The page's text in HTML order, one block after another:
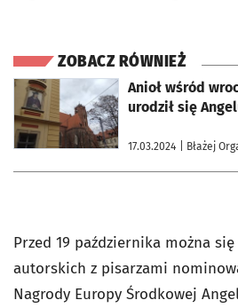
ZOBACZ RÓWNIEŻ
Anioł wśród
urodził się
17.03.2024 | Błażej
otworzy się w nowej karcie
Przed 19 października można
autorskich z pisarzami
Nagrody Europy Środkowej